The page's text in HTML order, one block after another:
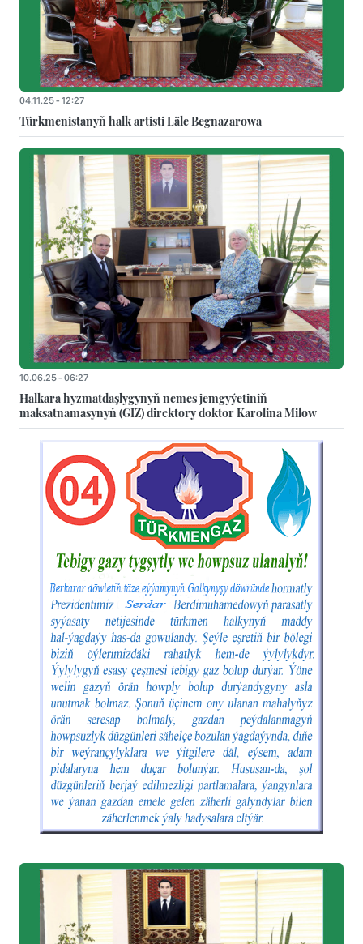
04.11.25 - 12:27
Türkmenistanyň halk artisti Läle Begnazarowa
10.06.25 - 06:27
Halkara hyzmatdaşlygynyň nemes jemgyýetiniň
maksatnamasynyň (GIZ) direktory doktor Karolina Milow